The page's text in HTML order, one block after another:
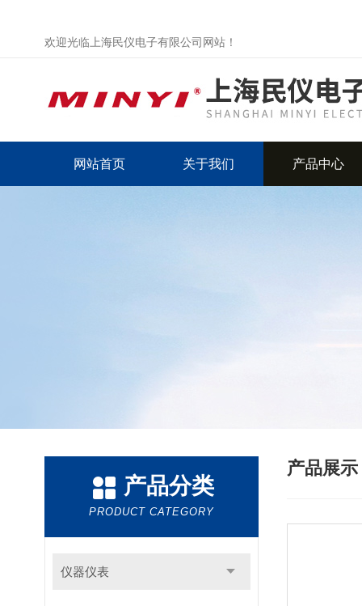
欢迎光临上海民仪电子有限公司网站！
网站首页 关于我们 产品中心
产品分类
PRODUCT CATEGORY
仪器仪表
产品展示